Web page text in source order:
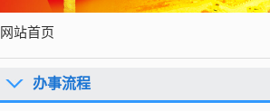
网站首页
办事流程